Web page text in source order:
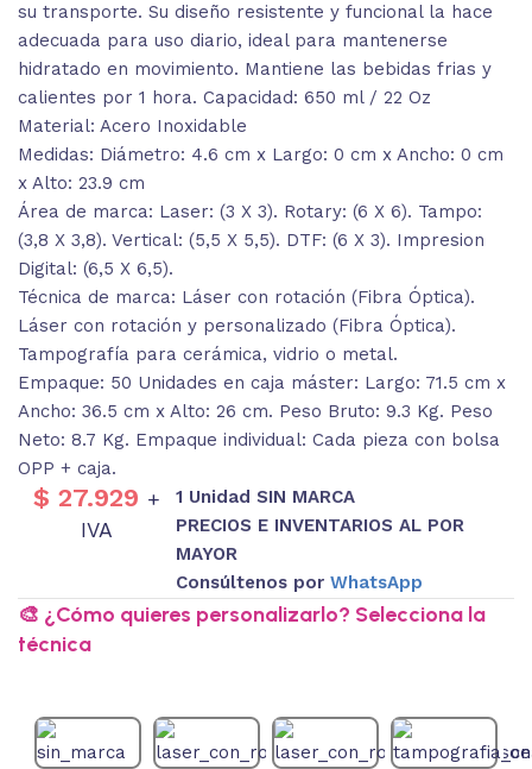
su transporte. Su diseño resistente y funcional la hace
adecuada para uso diario, ideal para mantenerse
hidratado en movimiento. Mantiene las bebidas frias y
calientes por 1 hora. Capacidad: 650 ml / 22 Oz
Material: Acero Inoxidable
Medidas: Diámetro: 4.6 cm x Largo: 0 cm x Ancho: 0 cm
x Alto: 23.9 cm
Área de marca: Laser: (3 X 3). Rotary: (6 X 6). Tampo:
(3,8 X 3,8). Vertical: (5,5 X 5,5). DTF: (6 X 3). Impresion
Digital: (6,5 X 6,5).
Técnica de marca: Láser con rotación (Fibra Óptica).
Láser con rotación y personalizado (Fibra Óptica).
Tampografía para cerámica, vidrio o metal.
Empaque: 50 Unidades en caja máster: Largo: 71.5 cm x
Ancho: 36.5 cm x Alto: 26 cm. Peso Bruto: 9.3 Kg. Peso
Neto: 8.7 Kg. Empaque individual: Cada pieza con bolsa
OPP + caja.
$ 27.929 +
IVA
1 Unidad SIN MARCA
PRECIOS E INVENTARIOS AL POR
MAYOR
Consúltenos por WhatsApp
🎨 ¿Cómo quieres personalizarlo? Selecciona la
técnica